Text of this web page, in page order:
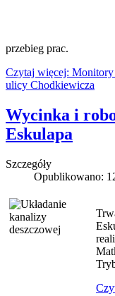
przebieg prac.
Czytaj więcej:
ulicy Chodkiewicza
Wycinka i
Eskulapa
Szczegóły
Opublikowano: